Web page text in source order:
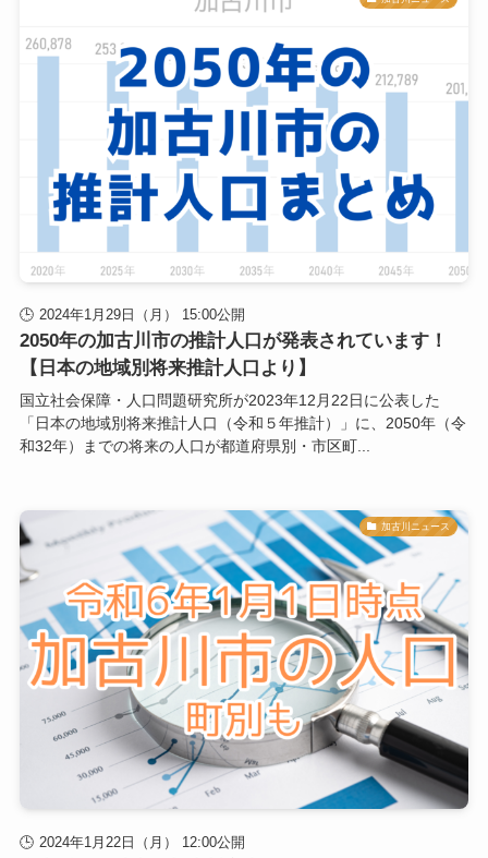
2024年1月29日（月） 15:00公開
2050年の加古川市の推計人口が発表されています！
【日本の地域別将来推計人口より】
国立社会保障・人口問題研究所が2023年12月22日に公表した
「日本の地域別将来推計人口（令和５年推計）」に、2050年（令
和32年）までの将来の人口が都道府県別・市区町...
加古川ニュース
2024年1月22日（月） 12:00公開